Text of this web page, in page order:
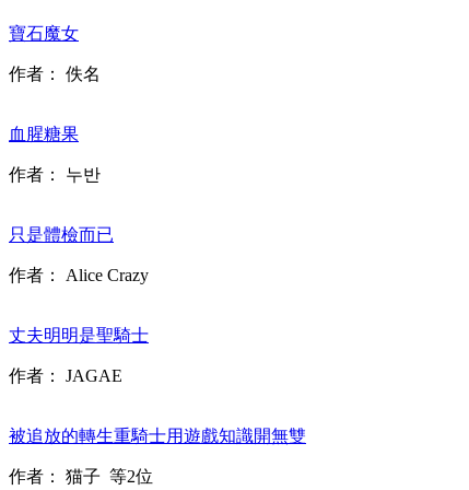
寶石魔女
作者： 佚名
血腥糖果
作者： 누반
只是體檢而已
作者： Alice Crazy
丈夫明明是聖騎士
作者： JAGAE
被追放的轉生重騎士用遊戲知識開無雙
作者： 猫子 等2位